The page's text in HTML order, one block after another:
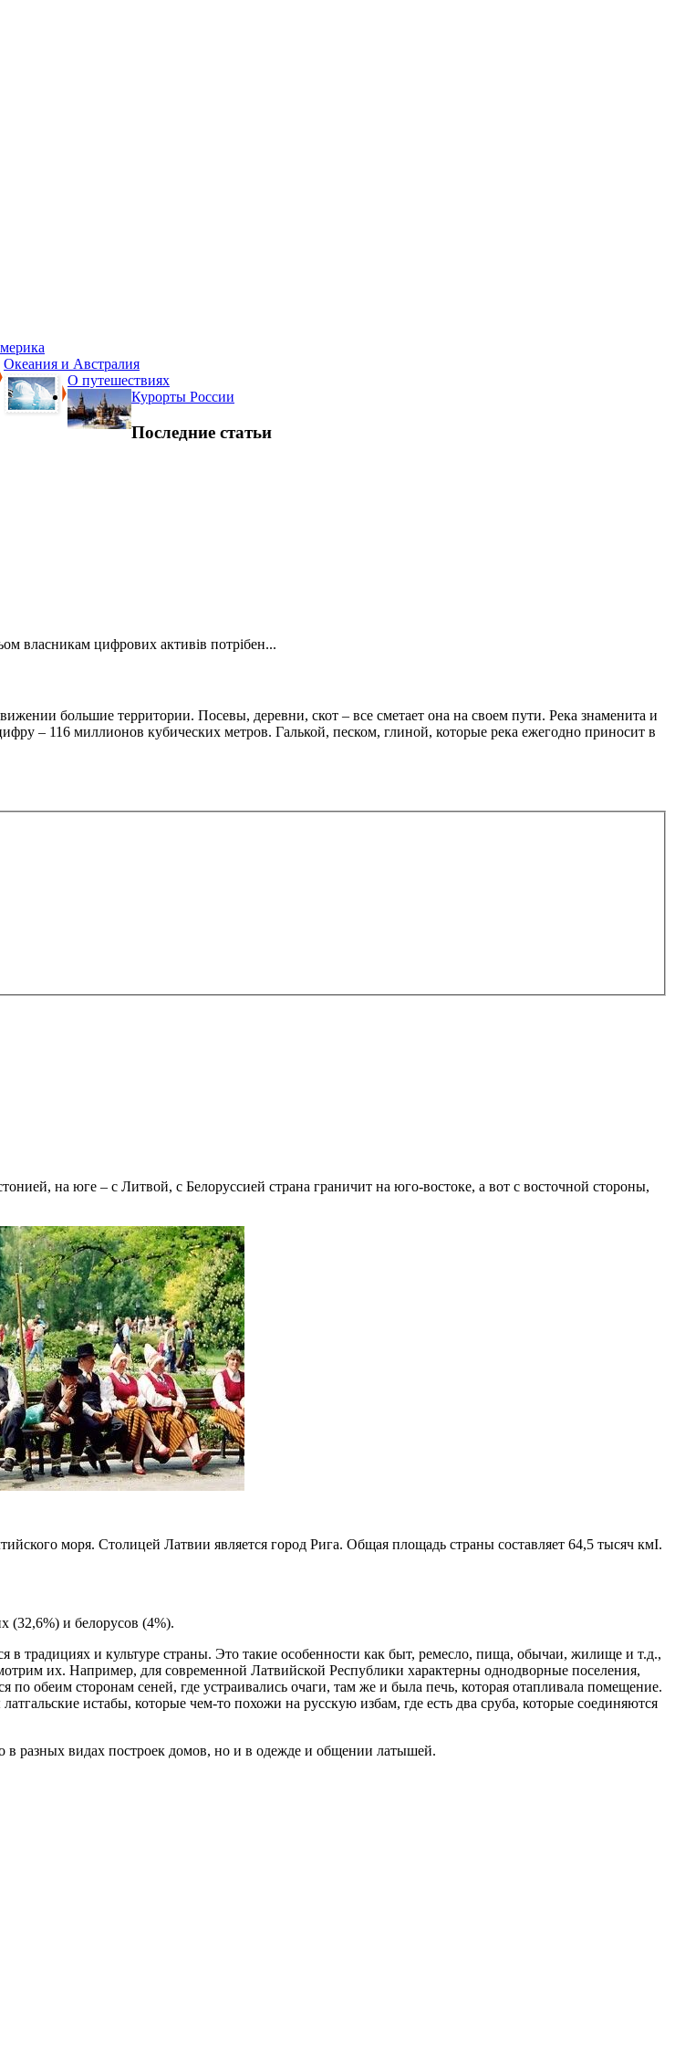
Океания и Австралия
О путешествиях
Курорты России
Последние статьи
власникам цифрових активів потрібен...
большие территории. Посевы, деревни, скот – все сметает она на своем пути. Река знаменита и
– 116 миллионов кубических метров. Галькой, песком, глиной, которые река ежегодно приносит в
на юге – с Литвой, с Белоруссией страна граничит на юго-востоке, а вот с восточной стороны,
моря. Столицей Латвии является город Рига. Общая площадь страны составляет 64,5 тысяч кмІ.
(32,6%) и белорусов (4%).
в традициях и культуре страны. Это такие особенности как быт, ремесло, пища, обычаи, жилище и т.д.,
их. Например, для современной Латвийской Республики характерны однодворные поселения,
обеим сторонам сеней, где устраивались очаги, там же и была печь, которая отапливала помещение.
истабы, которые чем-то похожи на русскую избам, где есть два сруба, которые соединяются
в разных видах построек домов, но и в одежде и общении латышей.